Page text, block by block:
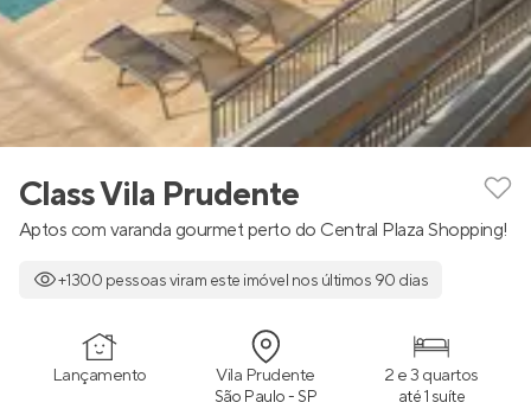
Class Vila Prudente
Aptos com varanda gourmet perto do Central Plaza Shopping!
+1300 pessoas viram este imóvel nos últimos 90 dias
Lançamento Vila Prudente
São Paulo - SP
2 e 3 quartos
até 1 suíte